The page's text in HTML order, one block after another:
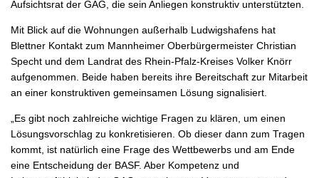
Aufsichtsrat der GAG, die sein Anliegen konstruktiv unterstützten.
Mit Blick auf die Wohnungen außerhalb Ludwigshafens hat
Blettner Kontakt zum Mannheimer Oberbürgermeister Christian
Specht und dem Landrat des Rhein-Pfalz-Kreises Volker Knörr
aufgenommen. Beide haben bereits ihre Bereitschaft zur Mitarbeit
an einer konstruktiven gemeinsamen Lösung signalisiert.
„Es gibt noch zahlreiche wichtige Fragen zu klären, um einen
Lösungsvorschlag zu konkretisieren. Ob dieser dann zum Tragen
kommt, ist natürlich eine Frage des Wettbewerbs und am Ende
eine Entscheidung der BASF. Aber Kompetenz und